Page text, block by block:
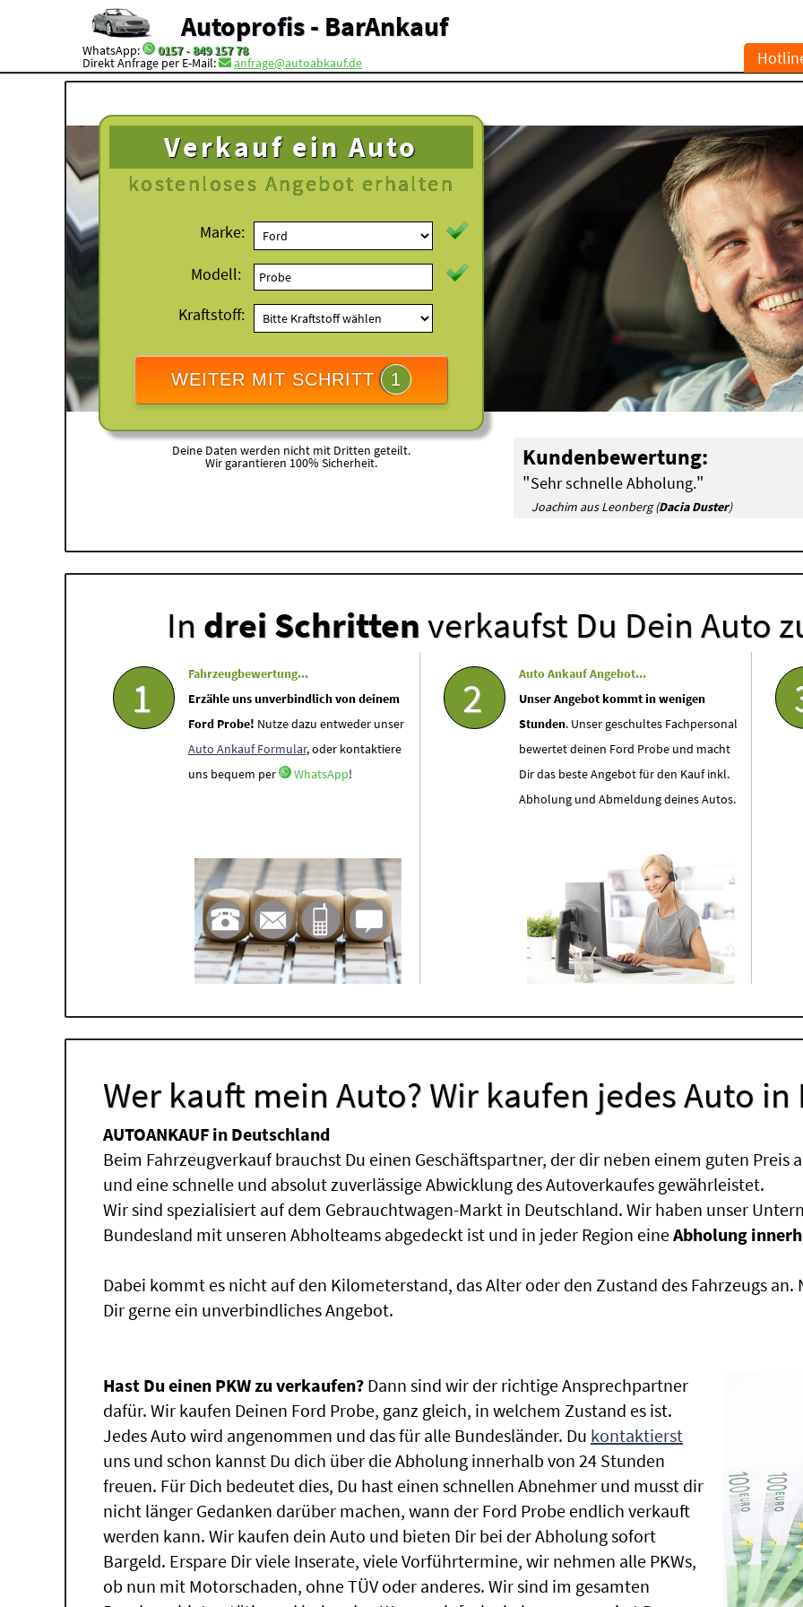
Autoprofis - BarAnkauf
WhatsApp: 0157 - 849 157 78
Direkt Anfrage per E-Mail: anfrage@autoabkauf.de
Verkauf ein Auto
kostenloses Angebot erhalten
Marke:
Modell:
Kraftstoff:
WEITER MIT SCHRITT 1
Deine Daten werden nicht mit Dritten geteilt.
Wir garantieren 100% Sicherheit. Kundenbewertung:
"Sehr schnelle Abholung."
Joachim aus Leonberg (Dacia Duster)
In drei Schrittenverkaufst Du Dein Auto
1
Fahrzeugbewertung...
Erzähle uns unverbindlich von deinem
Ford Probe! Nutze dazu entweder unser
Auto Ankauf Formular, oder kontaktiere
uns bequem per
WhatsApp!
2
Auto Ankauf Angebot...
Unser Angebot kommt in wenigen
Stunden. Unser geschultes Fachpersonal
bewertet deinen Ford Probe und macht
Dir das beste Angebot für den Kauf inkl.
Abholung und Abmeldung deines Autos.
Wer kauft mein Auto? Wir kaufen jedes Auto
AUTOANKAUF in Deutschland
Beim Fahrzeugverkauf brauchst Du einen Geschäftspartner, der dir neben einem guten Preis
und eine schnelle und absolut zuverlässige Abwicklung des Autoverkaufes gewährleistet.
Wir sind spezialisiert auf dem Gebrauchtwagen-Markt in Deutschland. Wir haben unser
Bundesland mit unseren Abholteams abgedeckt ist und in jeder Region eineAbholung
Dabei kommt es nicht auf den Kilometerstand, das Alter oder den Zustand des Fahrzeugs
Dir gerne ein unverbindliches Angebot.
Hast Du einen PKW zu verkaufen? Dann sind wir der richtige Ansprechpartner
dafür. Wir kaufen Deinen Ford Probe, ganz gleich, in welchem Zustand es ist.
Jedes Auto wird angenommen und das für alle Bundesländer. Du kontaktierst
uns und schon kannst Du dich über die Abholung innerhalb von 24 Stunden
freuen. Für Dich bedeutet dies, Du hast einen schnellen Abnehmer und musst dir
nicht länger Gedanken darüber machen, wann der Ford Probe endlich verkauft
werden kann. Wir kaufen dein Auto und bieten Dir bei der Abholung sofort
Bargeld. Erspare Dir viele Inserate, viele Vorführtermine, wir nehmen alle PKWs,
ob nun mit Motorschaden, ohne TÜV oder anderes. Wir sind im gesamten